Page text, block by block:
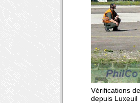
Vérifications
depuis Luxeuil